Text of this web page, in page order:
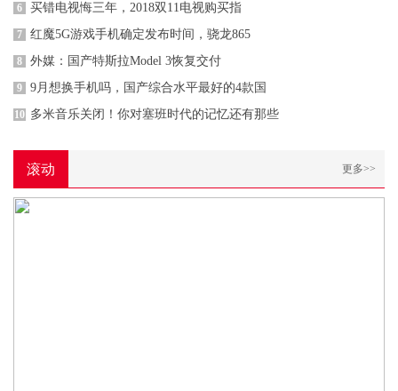
6 买错电视悔三年，2018双11电视购买指
7 红魔5G游戏手机确定发布时间，骁龙865
8 外媒：国产特斯拉Model 3恢复交付
9 9月想换手机吗，国产综合水平最好的4款国
10 多米音乐关闭！你对塞班时代的记忆还有那些
滚动 更多>>